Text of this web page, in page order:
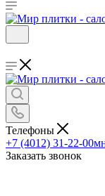
Телефоны
+7 (4012) 31-22-00
Заказать звонок